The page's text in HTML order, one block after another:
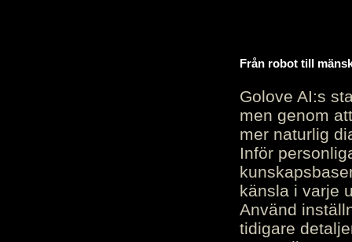
Från robot till
Golove AI:s
men genom
mer naturlig
Inför
känsla i varje
Använd
tidigare